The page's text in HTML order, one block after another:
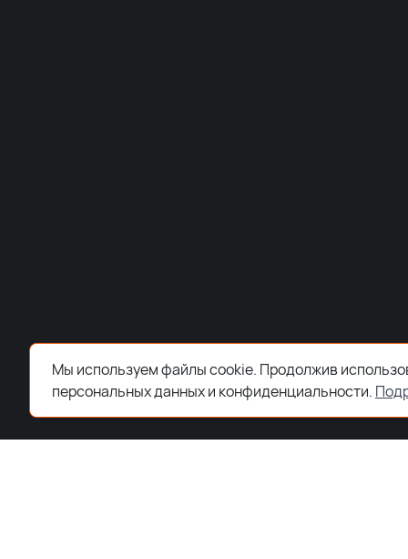
Мы используем файлы cookie. Продолжив
персональных данных и конфиденциальности.